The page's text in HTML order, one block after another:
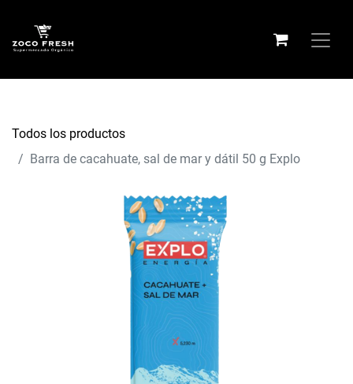
Todos los productos
Barra de cacahuate, sal de mar y dátil 50 g Explo